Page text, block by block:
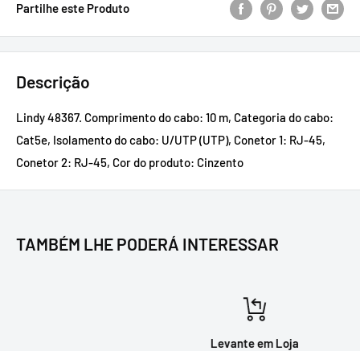
Partilhe este Produto
Descrição
Lindy 48367. Comprimento do cabo: 10 m, Categoria do cabo:
Cat5e, Isolamento do cabo: U/UTP (UTP), Conetor 1: RJ-45,
Conetor 2: RJ-45, Cor do produto: Cinzento
TAMBÉM LHE PODERÁ INTERESSAR
Levante em Loja